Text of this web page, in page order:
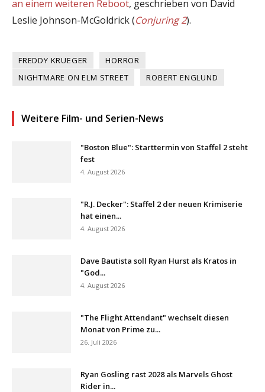
an einem weiteren Reboot, geschrieben von David
Leslie Johnson-McGoldrick (Conjuring 2).
FREDDY KRUEGER
HORROR
NIGHTMARE ON ELM STREET
ROBERT ENGLUND
Weitere Film- und Serien-News
"Boston Blue": Starttermin von Staffel 2 steht
fest
4. August 2026
"R.J. Decker": Staffel 2 der neuen Krimiserie
hat einen...
4. August 2026
Dave Bautista soll Ryan Hurst als Kratos in
"God...
4. August 2026
"The Flight Attendant" wechselt diesen
Monat von Prime zu...
26. Juli 2026
Ryan Gosling rast 2028 als Marvels Ghost
Rider in...